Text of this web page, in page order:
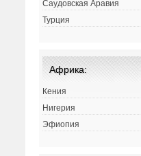
Саудовская Аравия
Турция
Африка:
Кения
Нигерия
Эфиопия